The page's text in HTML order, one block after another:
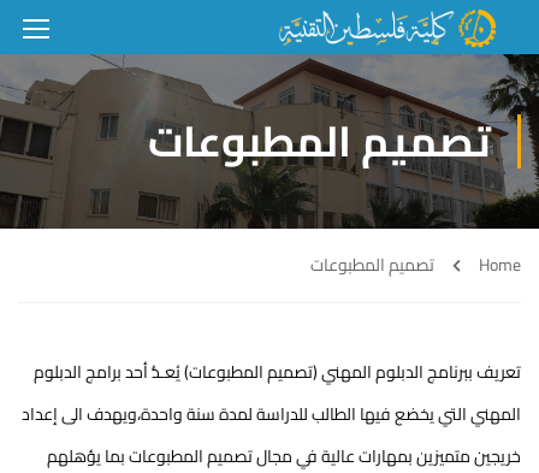
تصميم المطبوعات
Home تصميم المطبوعات
تعريف ببرنامج الدبلوم المهني (تصميم المطبوعات) يُعـدُّ أحد برامج الدبلوم
المهني التي يخضع فيها الطالب للدراسة لمدة سنة واحدة،ويهدف الى إعداد
خريجين متميزين بمهارات عالية في مجال تصميم المطبوعات بما يؤهلهم